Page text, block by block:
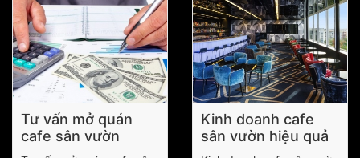
Tư vấn mở quán
cafe sân vườn
Kinh doanh cafe
sân vườn hiệu quả